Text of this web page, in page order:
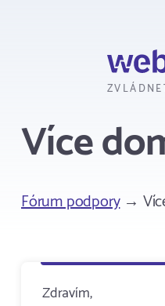
Více
Fórum podpory→
Zdravím,